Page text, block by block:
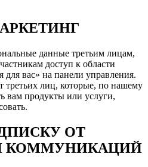
данные третьим лицам,
доступ к области
вас» на панели управления.
третьих лиц, которые, по нашему
вам продукты или услуги,
ОТ
КОММУНИКАЦИЙ